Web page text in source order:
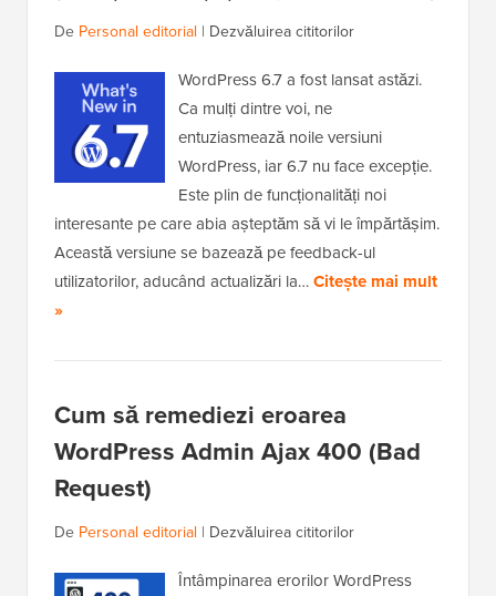
De Personal editorial | Dezvăluirea cititorilor
WordPress 6.7 a fost lansat astăzi.
Ca mulți dintre voi, ne
entuziasmează noile versiuni
WordPress, iar 6.7 nu face excepție.
Este plin de funcționalități noi
interesante pe care abia așteptăm să vi le împărtășim.
Această versiune se bazează pe feedback-ul
utilizatorilor, aducând actualizări la…Citește mai mult
»
Cum să remediezi eroarea
WordPress Admin Ajax 400 (Bad
Request)
De Personal editorial | Dezvăluirea cititorilor
Întâmpinarea erorilor WordPress